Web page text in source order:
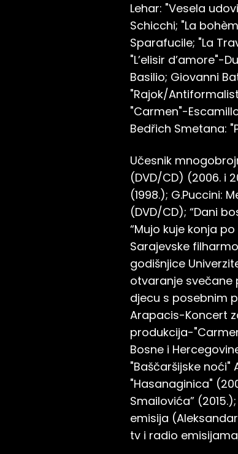
Lehar: "Vesela
Schicchi; "La
Sparafucile; "La
"L’elisir d’amore"-
Basilio; Giovanni
"Rajok/
"Carmen"-
Bedřich Smetana:
Učesnik
(DVD/CD) (2006. i
(1998.); G.Puccini:
(DVD/CD); “Dani
“Mujo kuje konja
Sarajevske
godišnjice
otvaranje svečane
djecu s posebnim
Arapacis-Koncert
produkcija-
Bosne i
"Baščaršijske noći"
"Hasanaginica"
Smailovića”
emisija
tv i radio